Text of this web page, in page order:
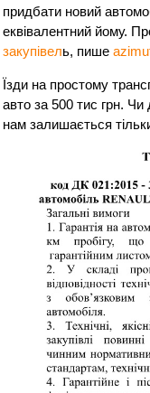
придбати новий
еквівалентний йому.
закупівель, пише
Їзди на простому
авто за 500 тис грн. Чи
нам залишається